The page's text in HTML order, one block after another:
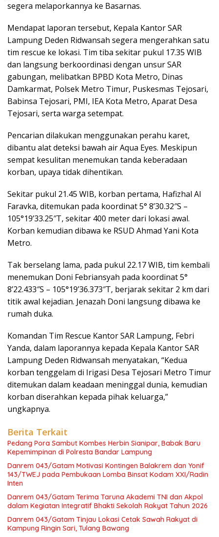
segera melaporkannya ke Basarnas.
Mendapat laporan tersebut, Kepala Kantor SAR
Lampung Deden Ridwansah segera mengerahkan satu
tim rescue ke lokasi. Tim tiba sekitar pukul 17.35 WIB
dan langsung berkoordinasi dengan unsur SAR
gabungan, melibatkan BPBD Kota Metro, Dinas
Damkarmat, Polsek Metro Timur, Puskesmas Tejosari,
Babinsa Tejosari, PMI, IEA Kota Metro, Aparat Desa
Tejosari, serta warga setempat.
Pencarian dilakukan menggunakan perahu karet,
dibantu alat deteksi bawah air Aqua Eyes. Meskipun
sempat kesulitan menemukan tanda keberadaan
korban, upaya tidak dihentikan.
Sekitar pukul 21.45 WIB, korban pertama, Hafizhal Al
Faravka, ditemukan pada koordinat 5° 8’30.32″S –
105°19’33.25″T, sekitar 400 meter dari lokasi awal.
Korban kemudian dibawa ke RSUD Ahmad Yani Kota
Metro.
Tak berselang lama, pada pukul 22.17 WIB, tim kembali
menemukan Doni Febriansyah pada koordinat 5°
8’22.433″S – 105°19’36.373″T, berjarak sekitar 2 km dari
titik awal kejadian. Jenazah Doni langsung dibawa ke
rumah duka.
Komandan Tim Rescue Kantor SAR Lampung, Febri
Yanda, dalam laporannya kepada Kepala Kantor SAR
Lampung Deden Ridwansah menyatakan, “Kedua
korban tenggelam di Irigasi Desa Tejosari Metro Timur
ditemukan dalam keadaan meninggal dunia, kemudian
korban diserahkan kepada pihak keluarga,”
ungkapnya.
Berita Terkait
Pedang Pora Sambut Kombes Herbin Sianipar, Babak Baru
Kepemimpinan di Polresta Bandar Lampung
Danrem 043/Gatam Motivasi Kontingen Balakrem dan Yonif
143/TWEJ pada Pembukaan Lomba Binsat Kodam XXI/Radin
Inten
Danrem 043/Gatam Terima Taruna Akademi TNI dan Akpol
dalam Kegiatan Integratif Bhakti Sekolah Rakyat Tahun 2026
Danrem 043/Gatam Tinjau Lokasi Cetak Sawah Rakyat di
Kampung Ringin Sari, Tulang Bawang